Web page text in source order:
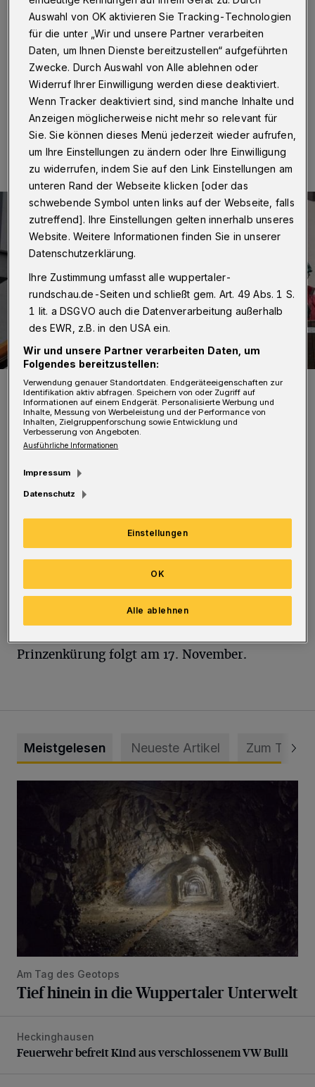
Wuppertal·Das designierte Wuppertaler Prinzenpaar
Stephan & Sabine sowie das Kinderprinzenpaar Leon &
Lilly werden am Dienstagnachmittag (6. November
2018) im Rathaus von Oberbürgermeister Andreas
Mucke empfangen.
06.11.2018 , 09:47 Uhr Eine Minute Lesezeit
OB Andreas Mucke beim Rosensonntagszug 2017.
Foto: Christoph Petersen
Unter dem Motto "Karneval feiert 90 Jahre
um 11.11 Uhr vor dem Rathaus im Barmen das
Hoppeditz-Erwecken der Session 2018/19 mit
einem bunten Bühnenprogramm.
Das Kinderprinzenpaar wird offiziell am
Prinzenkürung folgt am 17. November.
Meistgelesen Neueste Artikel Zum Thema
Am Tag des Geotops
Tief hinein in die Wuppertaler Unterwelt
Feuerwehr befreit Kind aus verschlossenem VW Bulli
Heckinghausen
Feuerwehr befreit Kind aus verschlossenem VW Bulli
Auswahl von OK aktivieren Sie Tracking-Technologien
für die unter „Wir und unsere Partner verarbeiten
Daten, um Ihnen Dienste bereitzustellen“ aufgeführten
Zwecke. Durch Auswahl von Alle ablehnen oder
Widerruf Ihrer Einwilligung werden diese deaktiviert.
Wenn Tracker deaktiviert sind, sind manche Inhalte und
Anzeigen möglicherweise nicht mehr so relevant für
Sie. Sie können dieses Menü jederzeit wieder aufrufen,
um Ihre Einstellungen zu ändern oder Ihre Einwilligung
zu widerrufen, indem Sie auf den Link Einstellungen am
unteren Rand der Webseite klicken [oder das
schwebende Symbol unten links auf der Webseite, falls
zutreffend]. Ihre Einstellungen gelten innerhalb unseres
Website. Weitere Informationen finden Sie in unserer
Datenschutzerklärung.
Ihre Zustimmung umfasst alle wuppertaler-
rundschau.de-Seiten und schließt gem. Art. 49 Abs. 1 S.
1 lit. a DSGVO auch die Datenverarbeitung außerhalb
des EWR, z.B. in den USA ein.
Wir und unsere Partner verarbeiten Daten, um
Folgendes bereitzustellen:
Verwendung genauer Standortdaten. Endgeräteeigenschaften zur
Identifikation aktiv abfragen. Speichern von oder Zugriff auf
Informationen auf einem Endgerät. Personalisierte Werbung und
Inhalte, Messung von Werbeleistung und der Performance von
Inhalten, Zielgruppenforschung sowie Entwicklung und
Verbesserung von Angeboten.
Ausführliche Informationen
Impressum
Datenschutz
Einstellungen
Alle ablehnen
OK